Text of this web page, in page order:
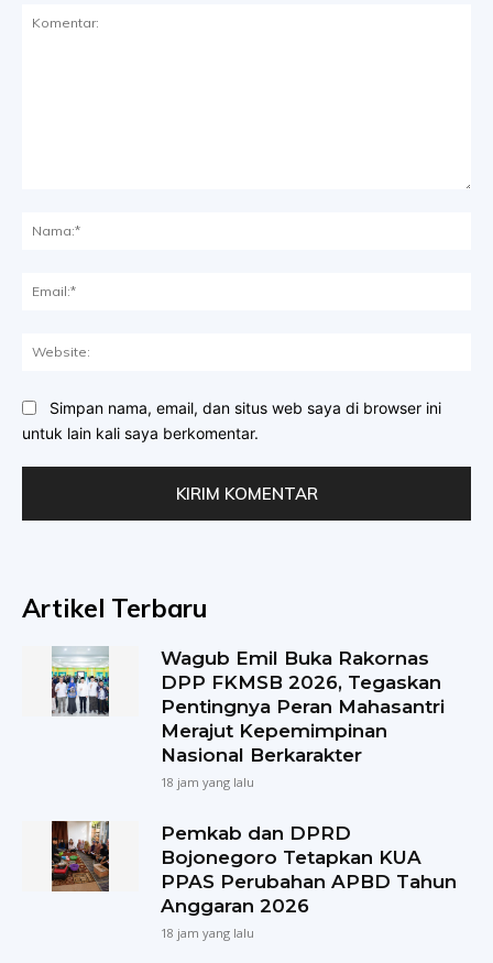
Simpan nama, email, dan situs web saya di browser ini
untuk lain kali saya berkomentar.
Artikel Terbaru
Wagub Emil Buka Rakornas
DPP FKMSB 2026, Tegaskan
Pentingnya Peran Mahasantri
Merajut Kepemimpinan
Nasional Berkarakter
18 jam yang lalu
Pemkab dan DPRD
Bojonegoro Tetapkan KUA
PPAS Perubahan APBD Tahun
Anggaran 2026
18 jam yang lalu